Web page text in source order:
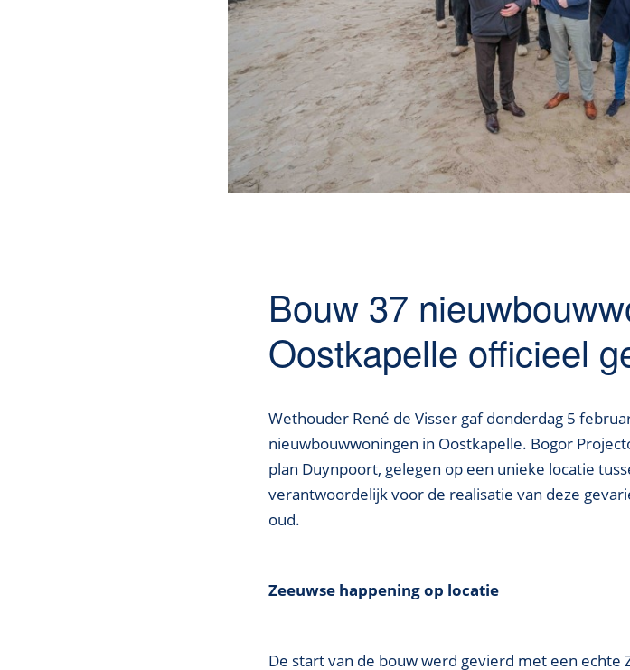
Bouw 37
Oostkapelle officieel
Wethouder René de Visser gaf donderdag 5
nieuwbouwwoningen in Oostkapelle. Bogor
plan Duynpoort, gelegen op een unieke locatie
verantwoordelijk voor de realisatie van deze
oud.
Zeeuwse happening op locatie
De start van de bouw werd gevierd met een